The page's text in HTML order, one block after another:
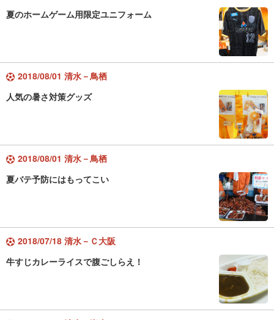
夏のホームゲーム用限定ユニフォーム
2018/08/01 清水－鳥栖
人気の暑さ対策グッズ
2018/08/01 清水－鳥栖
夏バテ予防にはもってこい
2018/07/18 清水－Ｃ大阪
牛すじカレーライスで腹ごしらえ！